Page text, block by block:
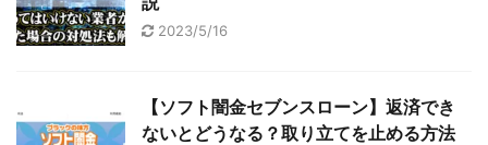
2023/5/16
【ソフト闇金セブンスローン】返済でき
ないとどうなる？取り立てを止める方法